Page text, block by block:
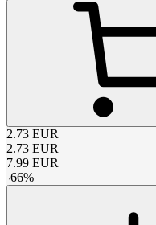
2.73 EUR
2.73 EUR
7.99 EUR
-66%